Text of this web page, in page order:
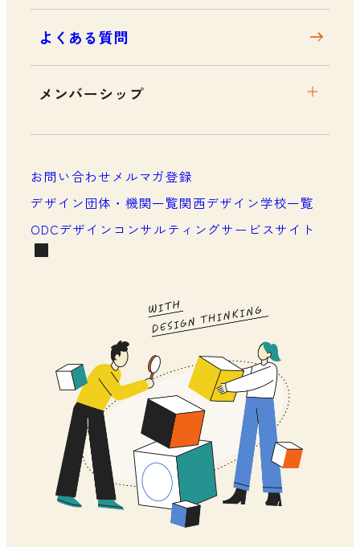
よくある質問
メンバーシップ
メンバーシップについて
お問い合わせメルマガ登録
デザイン団体・機関一覧関西デザイン学校一覧
ODCデザインコンサルティングサービスサイト